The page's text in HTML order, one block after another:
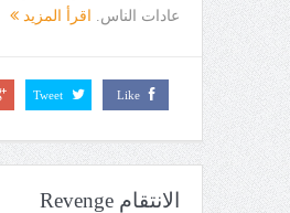
عادات الناس.
اقرأ المزيد
Like
Tweet
الانتقام Revenge